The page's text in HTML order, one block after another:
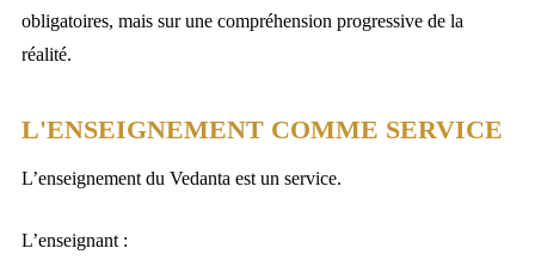
obligatoires, mais sur une compréhension progressive de la
réalité.
L'ENSEIGNEMENT COMME SERVICE
L’enseignement du Vedanta est un service.
L’enseignant :